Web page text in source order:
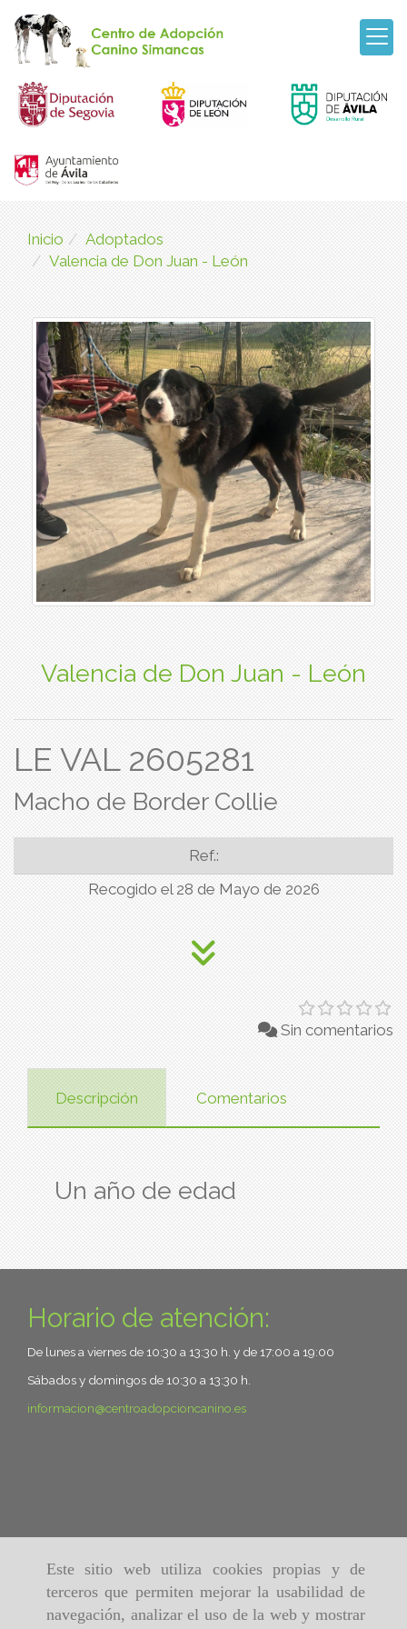
Este sitio web utiliza cookies propias y de
terceros que permiten mejorar la usabilidad de
navegación, analizar el uso de la web y mostrar
Inicio
Adoptados
Valencia de Don Juan - León
Valencia de Don Juan - León
LE VAL 2605281
Macho de Border Collie
Ref.:
Recogido el 28 de Mayo de 2026
Sin comentarios
Descripción Comentarios
Un año de edad
Horario de atención:
De lunes a viernes de 10:30 a 13:30 h. y de 17:00 a 19:00
Sábados y domingos de 10:30 a 13:30 h.
informacion
centroadopcioncanino.es